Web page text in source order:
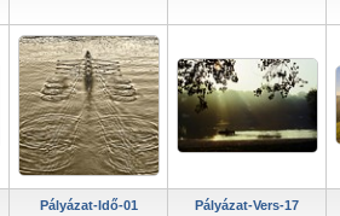
Pályázat-Idő-01
Pályázat-Vers-17